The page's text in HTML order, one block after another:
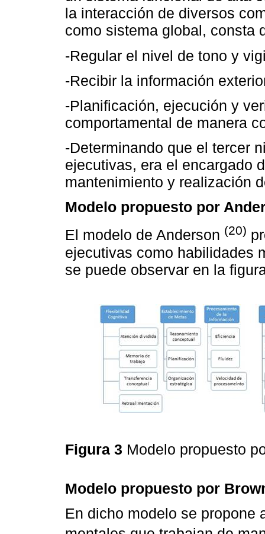
la interacción de diversos
como sistema global, consta
-Regular el nivel de tono y
-Recibir la información
-Planificación, ejecución y
comportamental de manera
-Determinando que el tercer
ejecutivas, era el encargado
mantenimiento y realización
Modelo propuesto por
El modelo de Anderson (20)
ejecutivas como habilidades
se puede observar en la
Figura 3 Modelo propuesto
Modelo propuesto por
En dicho modelo se propone